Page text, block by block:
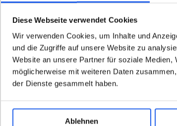
Diese Webseite verwendet Cookies
Wir verwenden Cookies, um Inhalte und
und die Zugriffe auf unsere Website zu
Website an unsere Partner für soziale
möglicherweise mit weiteren Daten
der Dienste gesammelt haben.
Ablehnen